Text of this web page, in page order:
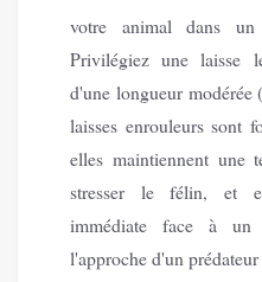
votre animal dans un
Privilégiez une laisse
d'une longueur
laisses enrouleurs sont
elles maintiennent une
stresser le félin, et
immédiate face à un
l'approche d'un